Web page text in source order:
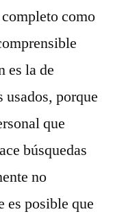
como
es la de
porque
que
búsquedas
no
es posible que